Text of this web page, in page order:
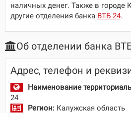
наличных денег. Также в городе
другие отделения банка ВТБ 24.
Об отделении банка
Адрес, телефон и
Наименование
24
Регион: Калужская область